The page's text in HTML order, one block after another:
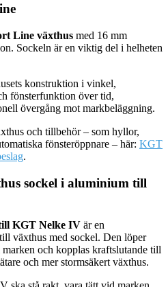
Line växthus med 16 mm
Sockeln är en viktig del i helheten
konstruktion i vinkel,
fönsterfunktion över tid,
övergång mot markbeläggning.
och tillbehör – som hyllor,
fönsteröppnare – här: KGT
.
sockel i aluminium till
KGT Nelke IV är en
växthus med sockel. Den löper
och kopplas kraftslutande till
och mer stormsäkert växthus.